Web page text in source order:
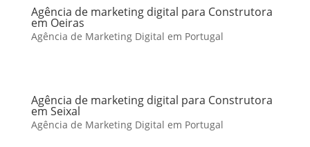
Agência de marketing digital para Construtora
em Oeiras
Agência de Marketing Digital em Portugal
Agência de marketing digital para Construtora
em Seixal
Agência de Marketing Digital em Portugal